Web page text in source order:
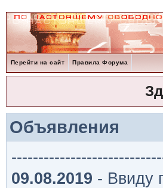
Перейти на сайт Правила Форума
Объявления
09.08.2019 - Ввиду